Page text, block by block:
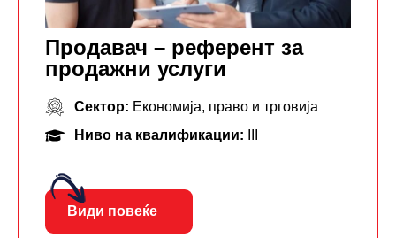
Продавач – референт за
продажни услуги
Сектор: Економија, право и трговија
Ниво на квалификации:
Види повеќе